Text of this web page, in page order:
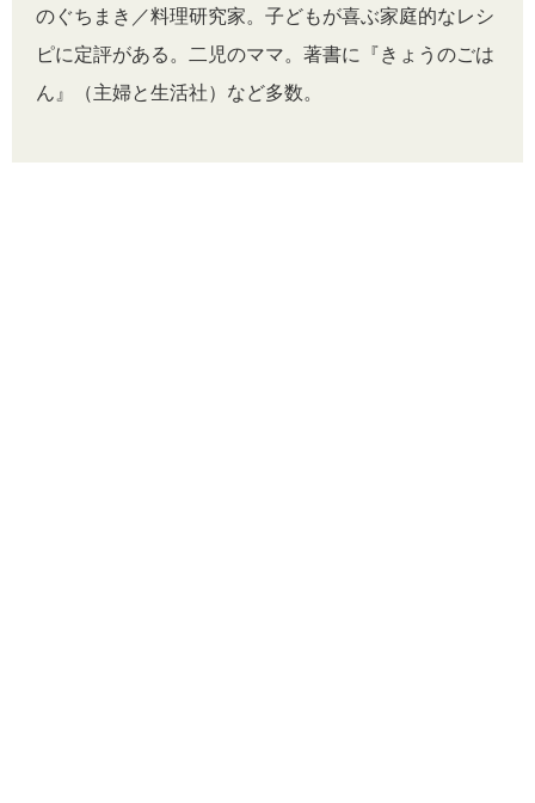
のぐちまき／料理研究家。子どもが喜ぶ家庭的なレシ
ピに定評がある。二児のママ。著書に『きょうのごは
ん』（主婦と生活社）など多数。